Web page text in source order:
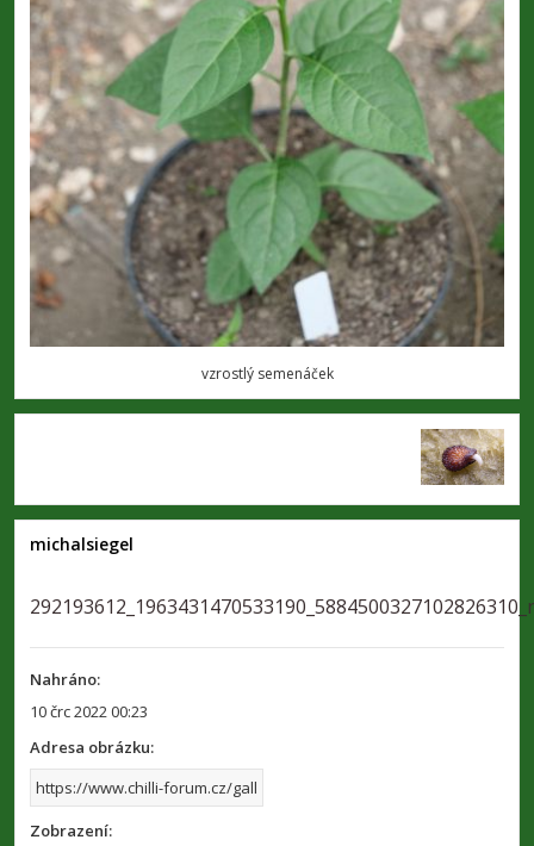
vzrostlý semenáček
michalsiegel
Nahráno:
10 črc 2022 00:23
Adresa obrázku:
Zobrazení: